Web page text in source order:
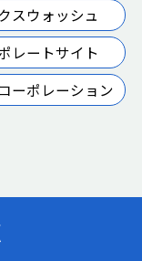
スウォッシュ
レートサイト
ーポレーション